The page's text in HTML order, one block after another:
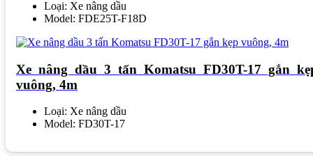
Loại: Xe nâng dầu
Model: FDE25T-F18D
Xe nâng dầu 3 tấn Komatsu FD30T-17 gắn
vuông, 4m
Loại: Xe nâng dầu
Model: FD30T-17